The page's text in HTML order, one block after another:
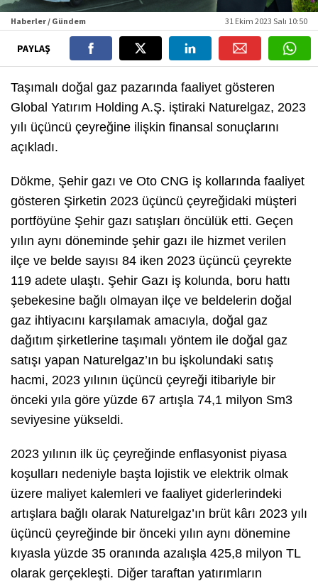
Haberler / Gündem 31 Ekim 2023 Salı 10:50
PAYLAŞ
Taşımalı doğal gaz pazarında faaliyet gösteren
Global Yatırım Holding A.Ş. iştiraki Naturelgaz, 2023
yılı üçüncü çeyreğine ilişkin finansal sonuçlarını
açıkladı.
Dökme, Şehir gazı ve Oto CNG iş kollarında faaliyet
gösteren Şirketin 2023 üçüncü çeyreğidaki müşteri
portföyüne Şehir gazı satışları öncülük etti. Geçen
yılın aynı döneminde şehir gazı ile hizmet verilen
ilçe ve belde sayısı 84 iken 2023 üçüncü çeyrekte
119 adete ulaştı. Şehir Gazı iş kolunda, boru hattı
şebekesine bağlı olmayan ilçe ve beldelerin doğal
gaz ihtiyacını karşılamak amacıyla, doğal gaz
dağıtım şirketlerine taşımalı yöntem ile doğal gaz
satışı yapan Naturelgaz’ın bu işkolundaki satış
hacmi, 2023 yılının üçüncü çeyreği itibariyle bir
önceki yıla göre yüzde 67 artışla 74,1 milyon Sm3
seviyesine yükseldi.
2023 yılının ilk üç çeyreğinde enflasyonist piyasa
koşulları nedeniyle başta lojistik ve elektrik olmak
üzere maliyet kalemleri ve faaliyet giderlerindeki
artışlara bağlı olarak Naturelgaz’ın brüt kârı 2023 yılı
üçüncü çeyreğinde bir önceki yılın aynı dönemine
kıyasla yüzde 35 oranında azalışla 425,8 milyon TL
olarak gerçekleşti. Diğer taraftan yatırımların